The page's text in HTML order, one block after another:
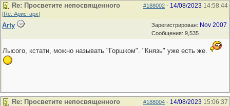
#188002 - 14/08/2023 14:58:44
Re: Просветите непосвященного
[Re: Аристарх]
Зарегистрирован: Nov 2007
Сообщения: 9,535
Arty
Лысого, кстати, можно называть "Горшком". "Князь" уже есть же.
#188004 - 14/08/2023 15:06:37
Re: Просветите непосвященного